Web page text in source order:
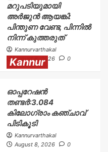
മറുപടിയുമായി
അർജുൻ ആയങ്കി:
പിന്തുണ വേണ്ട, പിന്നിൽ
നിന്ന് കുത്തരുത്
Kannurvarthakal
August 8, 2026
0
Kannur
ഓപ്പറേഷൻ
തണ്ടർ:3.084
കിലോഗ്രാം കഞ്ചാവ്
പിടികൂടി
Kannurvarthakal
August 8, 2026
0